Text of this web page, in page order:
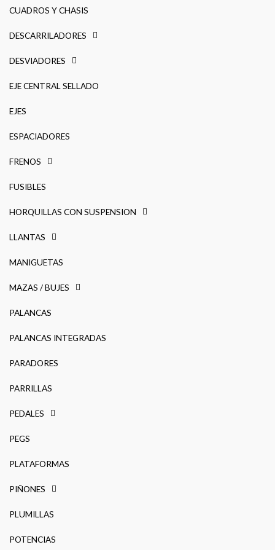
CUADROS Y CHASIS
DESCARRILADORES
DESVIADORES
EJE CENTRAL SELLADO
EJES
ESPACIADORES
FRENOS
FUSIBLES
HORQUILLAS CON SUSPENSION
LLANTAS
MANIGUETAS
MAZAS / BUJES
PALANCAS
PALANCAS INTEGRADAS
PARADORES
PARRILLAS
PEDALES
PEGS
PLATAFORMAS
PIÑONES
PLUMILLAS
POTENCIAS